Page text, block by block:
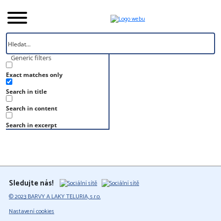
Generic filters
Exact matches only
Search in title
Search in content
Search in excerpt
Úvod
Vzorník
S 3030-Y20R
S 3030-Y20R
Sledujte nás!
© 2023 BARVY A LAKY TELURIA, s.r.o.
Nastavení cookies